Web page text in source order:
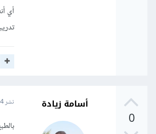
أي
0
أسامة زيادة نشر4 مايو 2023